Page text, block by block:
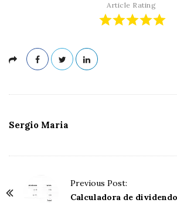
Article Rating
Sergio Maria
Previous Post:
Calculadora de